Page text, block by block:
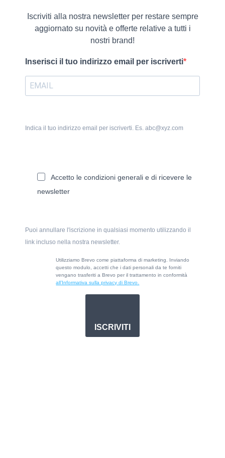
Iscriviti alla nostra newsletter per restare sempre
aggiornato su novità e offerte relative a tutti i
nostri brand!
Inserisci il tuo indirizzo email per iscriverti
Indica il tuo indirizzo email per iscriverti. Es. abc@xyz.com
Accetto le condizioni generali e di ricevere le
newsletter
Puoi annullare l'iscrizione in qualsiasi momento utilizzando il
link incluso nella nostra newsletter.
Utilizziamo Brevo come piattaforma di marketing. Inviando
questo modulo, accetti che i dati personali da te forniti
vengano trasferiti a Brevo per il trattamento in conformità
all’Informativa sulla privacy di Brevo.
ISCRIVITI